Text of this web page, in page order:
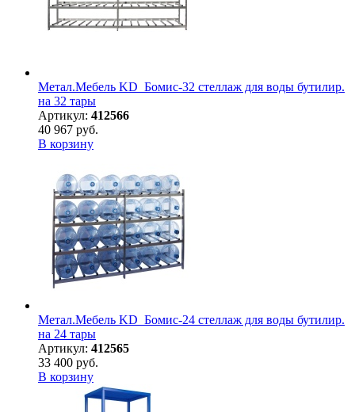
Метал.Мебель KD_Бомис-32 стеллаж для воды бутилир.
на 32 тары
Артикул: 412566
40 967 руб.
В корзину
Метал.Мебель KD_Бомис-24 стеллаж для воды бутилир.
на 24 тары
Артикул: 412565
33 400 руб.
В корзину